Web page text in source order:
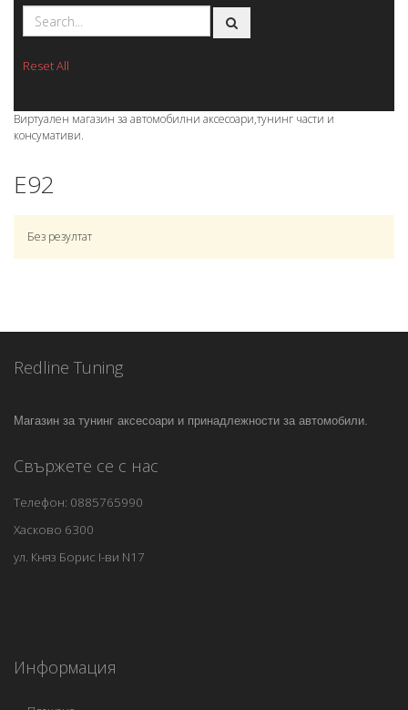
Reset All
Виртуален магазин за автомобилни аксесоари,тунинг части и
консумативи.
E92
Без резултат
Redline Tuning
Магазин за тунинг аксесоари и принадлежности за автомобили.
Свържете се с нас
Телефон: 0885765990
Хасково 6300
ул. Княз Борис I-ви N17
Информация